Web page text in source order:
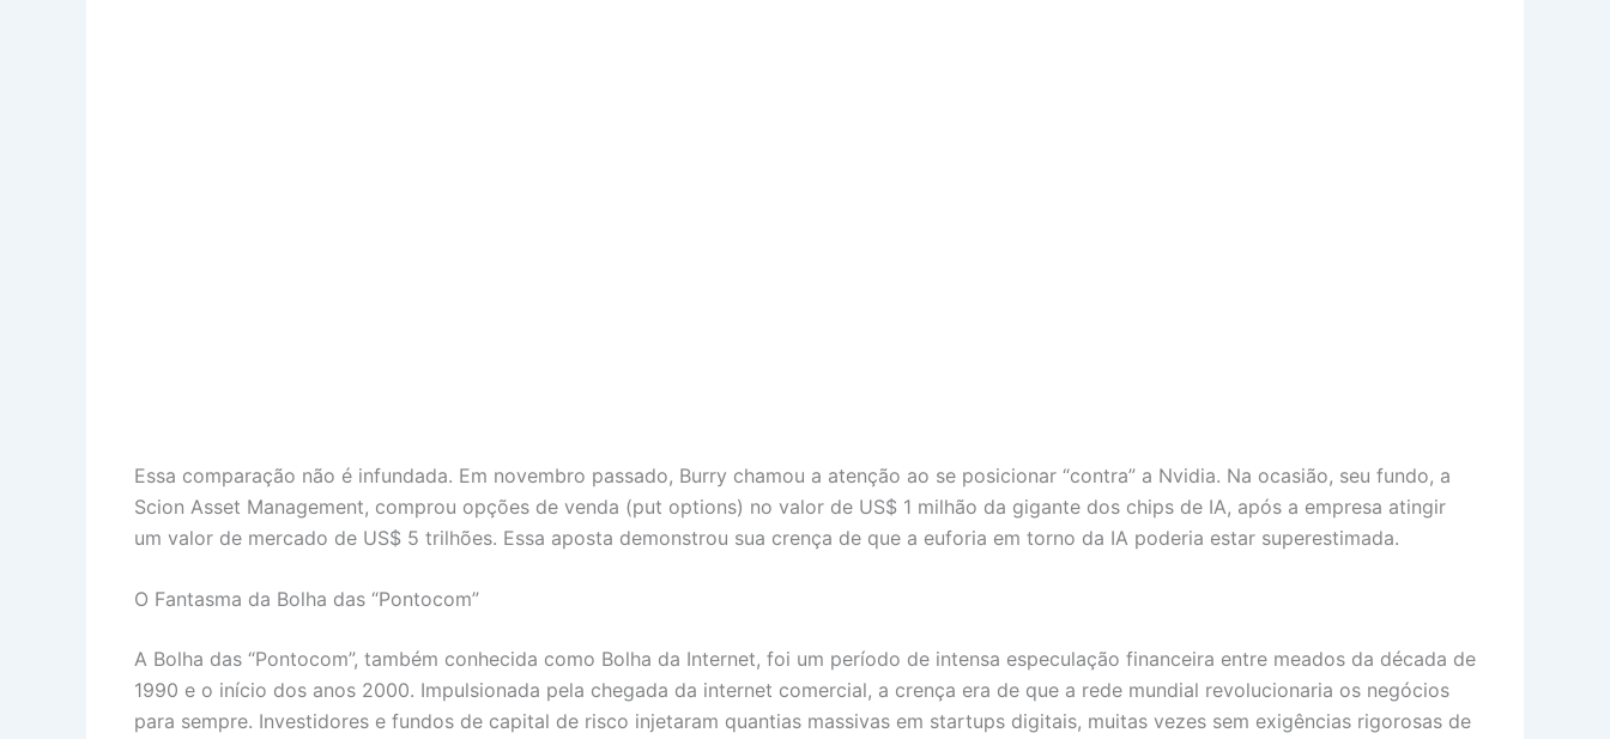
Essa comparação não é infundada. Em novembro passado, Burry chamou a atenção ao se posicionar “contra” a Nvidia. Na ocasião, seu fundo, a
Scion Asset Management, comprou opções de venda (put options) no valor de US$ 1 milhão da gigante dos chips de IA, após a empresa atingir
um valor de mercado de US$ 5 trilhões. Essa aposta demonstrou sua crença de que a euforia em torno da IA poderia estar superestimada.
O Fantasma da Bolha das “Pontocom”
A Bolha das “Pontocom”, também conhecida como Bolha da Internet, foi um período de intensa especulação financeira entre meados da década de
1990 e o início dos anos 2000. Impulsionada pela chegada da internet comercial, a crença era de que a rede mundial revolucionaria os negócios
para sempre. Investidores e fundos de capital de risco injetaram quantias massivas em startups digitais, muitas vezes sem exigências rigorosas de